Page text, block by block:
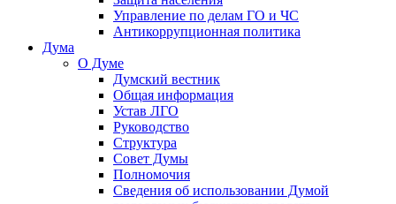
Управление по делам ГО и ЧС
Антикоррупционная политика
Дума
О Думе
Думский вестник
Общая информация
Устав ЛГО
Руководство
Структура
Совет Думы
Полномочия
Сведения об использовании Думой